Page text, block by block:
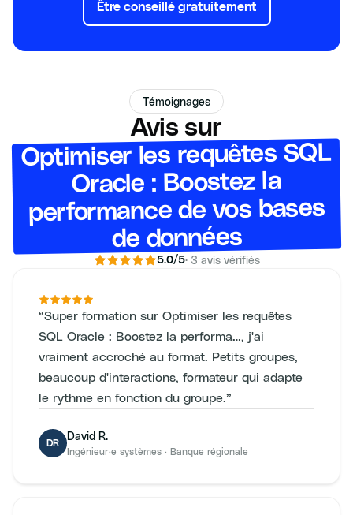
Être conseillé gratuitement
Témoignages
Avis sur
Optimiser les requêtes SQL
Oracle : Boostez la
performance de vos bases
de données
5.0/5· 3 avis vérifiés
“Super formation sur Optimiser les requêtes
SQL Oracle : Boostez la performa…, j'ai
vraiment accroché au format. Petits groupes,
beaucoup d'interactions, formateur qui adapte
le rythme en fonction du groupe.”
DR
David R.
Ingénieur·e systèmes · Banque régionale